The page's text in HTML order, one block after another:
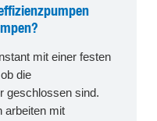
mit einer festen
die
geschlossen sind.
arbeiten mit